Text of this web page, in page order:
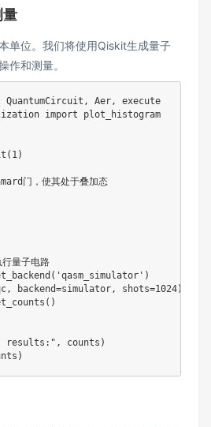
量
单位。我们将使用Qiskit生成量子
作和测量。
QuantumCircuit , Aer,
import plot_histogram
( 1)
门，使其处于叠加态
量子电路
( 'qasm_simulator' )
, backend=simulator, shots=1024)
( )
results:" , counts )
)